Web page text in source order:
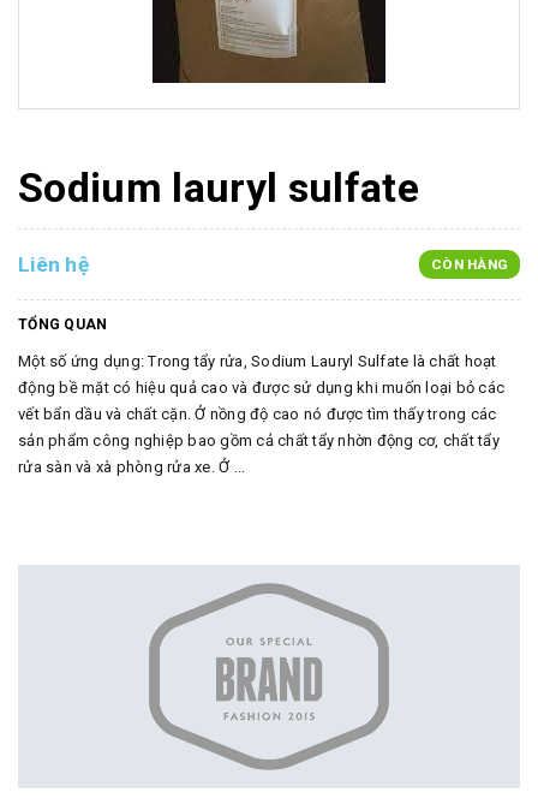
Sodium lauryl sulfate
Liên hệ CÒN HÀNG
TỔNG QUAN
Một số ứng dụng: Trong tẩy rửa, Sodium Lauryl Sulfate là chất hoạt
động bề mặt có hiệu quả cao và được sử dụng khi muốn loại bỏ các
vết bẩn dầu và chất cặn. Ở nồng độ cao nó được tìm thấy trong các
sản phẩm công nghiệp bao gồm cả chất tẩy nhờn động cơ, chất tẩy
rửa sàn và xà phòng rửa xe. Ở ...